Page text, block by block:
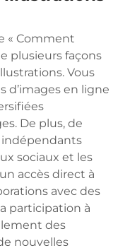
« Comment
plusieurs façons
Vous
d’images en ligne
De plus, de
sociaux et les
accès direct à
avec des
participation à
des
nouvelles